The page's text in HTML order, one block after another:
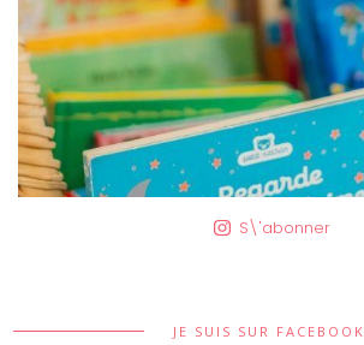
S\'abonner
JE SUIS SUR FACEBOOK